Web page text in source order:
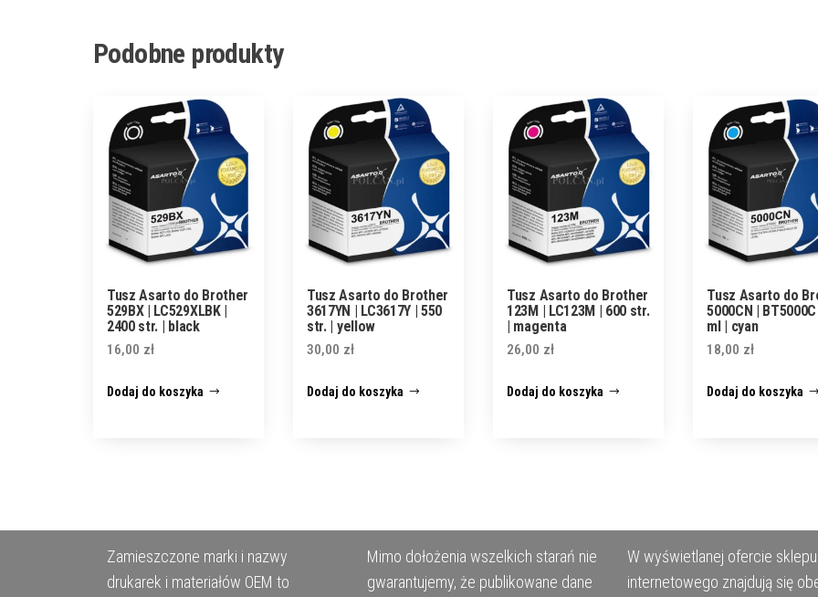
Podobne produkty
Tusz Asarto do Brother
529BX | LC529XLBK |
2400 str. | black
16,00 zł
Dodaj do koszyka
Tusz Asarto do Brother
3617YN | LC3617Y | 550
str. | yellow
30,00 zł
Dodaj do koszyka
Tusz Asarto do Brother
123M | LC123M | 600 str.
| magenta
26,00 zł
Dodaj do koszyka
Tusz Asarto do
5000CN |
ml | cyan
18,00 zł
Dodaj do koszyka
Zamieszczone marki i nazwy
drukarek i materiałów OEM to
Mimo dołożenia wszelkich starań nie
gwarantujemy, że publikowane dane
W wyświetlanej ofercie sklepu
internetowego znajdują się